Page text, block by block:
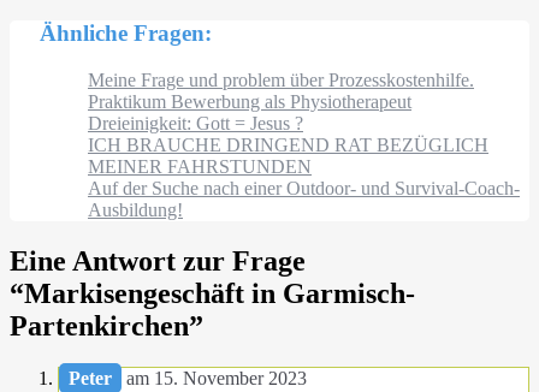
Ähnliche Fragen:
Meine Frage und problem über Prozesskostenhilfe.
Praktikum Bewerbung als Physiotherapeut
Dreieinigkeit: Gott = Jesus ?
ICH BRAUCHE DRINGEND RAT BEZÜGLICH
MEINER FAHRSTUNDEN
Auf der Suche nach einer Outdoor- und Survival-Coach-
Ausbildung!
Eine Antwort zur Frage
“Markisengeschäft in Garmisch-
Partenkirchen”
Peter
am 15. November 2023